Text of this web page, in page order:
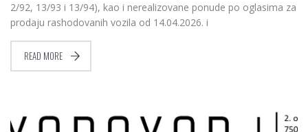
2/92, 13/93 i 13/94), kao i nerealizovane ponude po oglasima za
prodaju rashodovanih vozila od 14.04.2026. i
READ MORE